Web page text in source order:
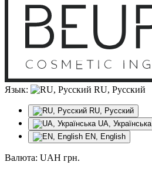
Язык: RU, Русский
RU, Русский
UA, Українська
EN, English
Валюта: UAH грн.